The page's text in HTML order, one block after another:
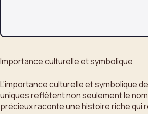
Importance culturelle et symbolique
L’importance culturelle et symbolique
uniques reflètent non seulement le
précieux raconte une histoire riche